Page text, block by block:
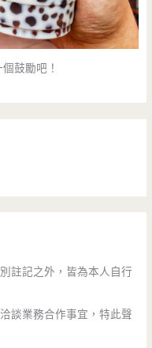
鼓勵吧！
註記之外，皆為本人自行
談業務合作事宜，特此聲